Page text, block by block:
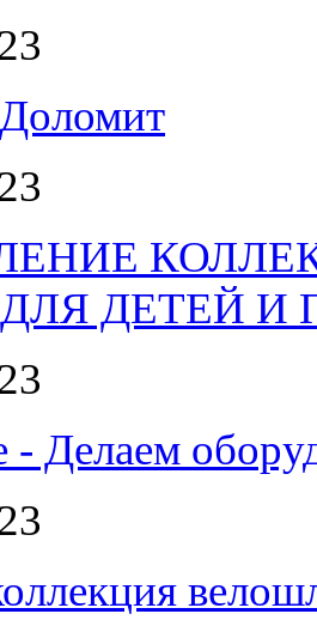
ДЕТЕЙ И
- Делаем